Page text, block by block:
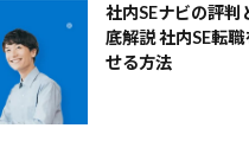
社内SEナビの評判
底解説 社内SE転
せる方法